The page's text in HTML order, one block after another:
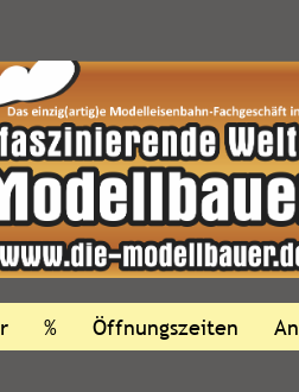
% Öffnungszeiten